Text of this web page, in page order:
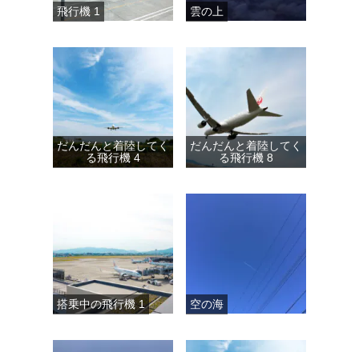
飛行機 1 雲の上
だんだんと着陸してく
る飛行機 4
だんだんと着陸してく
る飛行機 8
搭乗中の飛行機 1 空の海